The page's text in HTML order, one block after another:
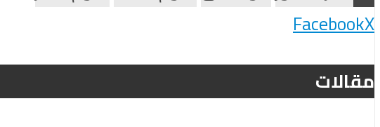
FacebookX
مقالات